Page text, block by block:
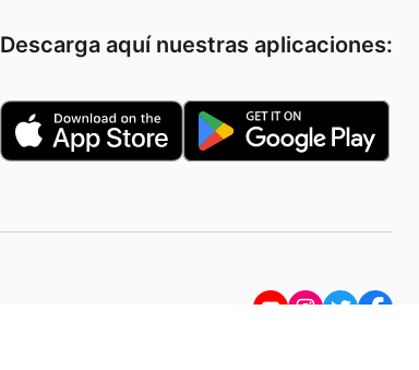
Descarga aquí nuestras aplicaciones: